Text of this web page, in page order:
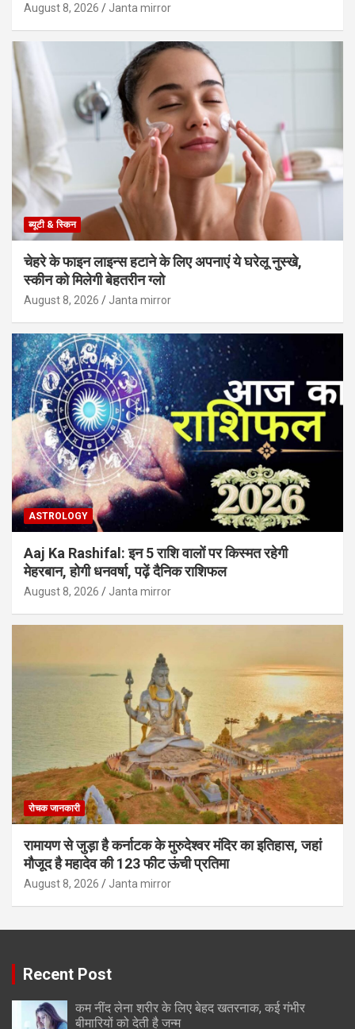
August 8, 2026 Janta mirror
ब्यूटी & स्किन
चेहरे के फाइन लाइन्स हटाने के लिए अपनाएं ये घरेलू नुस्खे,
स्कीन को मिलेगी बेहतरीन ग्लो
August 8, 2026 Janta mirror
ASTROLOGY
Aaj Ka Rashifal: इन 5 राशि वालों पर किस्मत रहेगी
मेहरबान, होगी धनवर्षा, पढ़ें दैनिक राशिफल
August 8, 2026 Janta mirror
रोचक जानकारी
रामायण से जुड़ा है कर्नाटक के मुरुदेश्वर मंदिर का इतिहास, जहां
मौजूद है महादेव की 123 फीट ऊंची प्रतिमा
August 8, 2026 Janta mirror
Recent Post
कम नींद लेना शरीर के लिए बेहद खतरनाक, कई गंभीर
बीमारियों को देती है जन्म